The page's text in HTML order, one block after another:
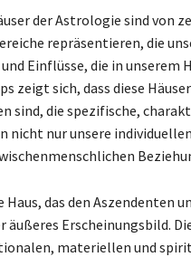
der Astrologie sind von
repräsentieren, die
Einflüsse, die in unserem
zeigt sich, dass diese
sind, die spezifische,
nicht nur unsere
Haus, das den
äußeres Erscheinungsbild.
materiellen und